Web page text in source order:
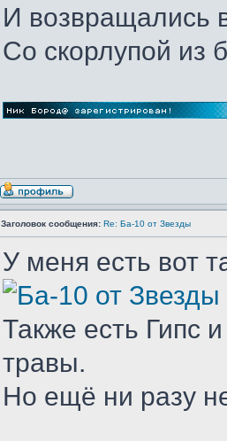
И возвращались
Со скорлупой из
Заголовок сообщения: Re: Ба-10 от Звезды
У меня есть вот
Также есть Гипс
травы.
Но ещё ни разу